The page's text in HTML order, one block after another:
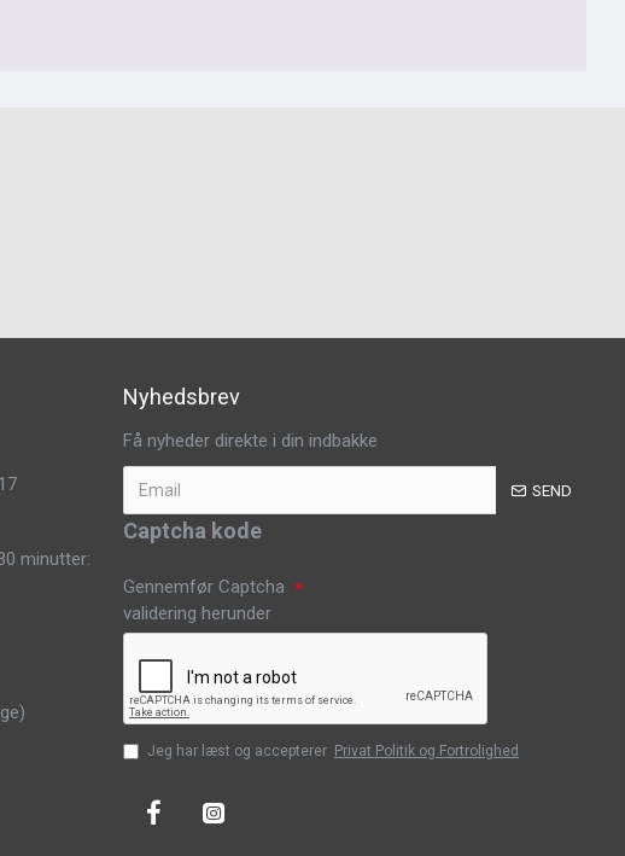
minutter:
Nyhedsbrev
Få nyheder direkte i din indbakke
SEND
Captcha kode
Gennemfør Captcha
validering herunder
Jeg har læst og accepterer Privat Politik og Fortrolighed